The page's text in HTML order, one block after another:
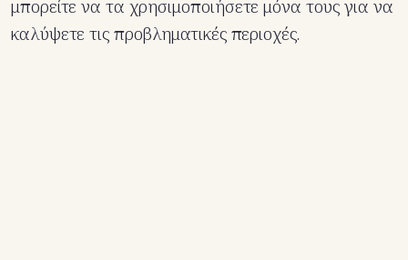
μπορείτε να τα χρησιμοποιήσετε μόνα τους για να
καλύψετε τις προβληματικές περιοχές.